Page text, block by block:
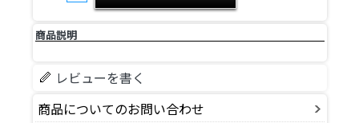
商品説明
レビューを書く
商品についてのお問い合わせ